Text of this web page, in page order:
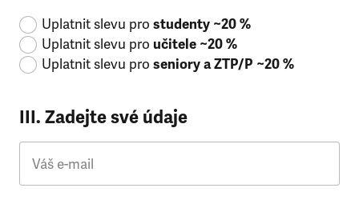
Uplatnit slevu pro studenty ~20 %
Uplatnit slevu pro učitele ~20 %
Uplatnit slevu pro seniory a ZTP/P ~20 %
III. Zadejte své údaje
Váš e-mail